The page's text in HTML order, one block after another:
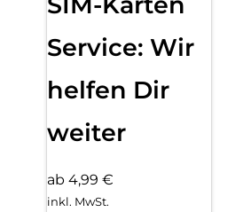
Service: Wir
helfen Dir
weiter
ab 4,99 €
inkl. MwSt.